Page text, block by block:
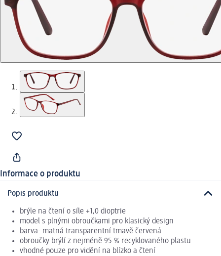
Informace o produktu
Popis produktu
brýle na čtení o síle +1,0 dioptrie
model s plnými obroučkami pro klasický design
barva: matná transparentní tmavě červená
obroučky brýlí z nejméně 95 % recyklovaného plastu
vhodné pouze pro vidění na blízko a čtení